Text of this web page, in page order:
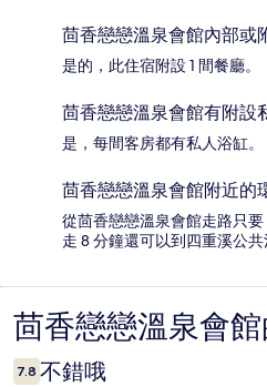
茴香戀戀溫泉會館內部或
是的，此住宿附設 1 間餐廳。
茴香戀戀溫泉會館有附設
是，每間客房都有私人浴缸。
茴香戀戀溫泉會館附近的
從茴香戀戀溫泉會館走路只
走 8 分鐘還可以到四重溪公共
評
論
茴香戀戀溫泉會
7.8 不錯哦